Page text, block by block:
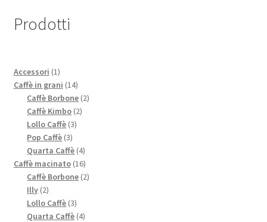
Prodotti
Accessori 11
prodotto
Caffè in grani 1414
prodotti
Caffè Borbone 22
Caffè Kimbo 22
Lollo Caffè 33
Pop Caffè 33
prodotti
Quarta Caffè 44
prodotti
Caffè macinato 1616
prodotti
Caffè Borbone 22
Illy 22
prodotti
Lollo Caffè 33
prodotti
Quarta Caffè 44